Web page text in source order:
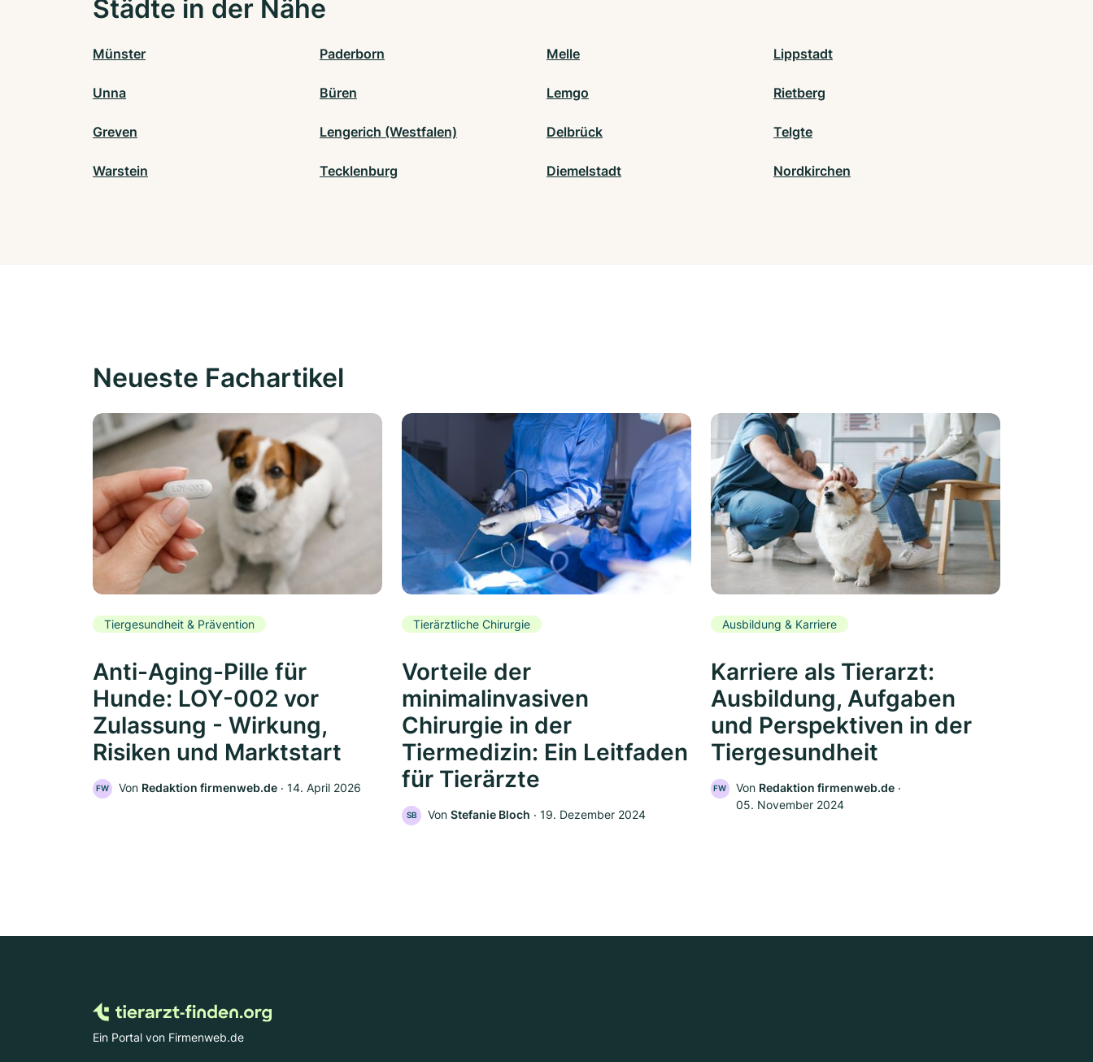
Städte in der Nähe
Münster Paderborn Melle Lippstadt
Unna Büren Lemgo Rietberg
Greven Lengerich (Westfalen) Delbrück Telgte
Warstein Tecklenburg Diemelstadt Nordkirchen
Neueste Fachartikel
Tiergesundheit & Prävention
Anti-Aging-Pille für
Hunde: LOY-002 vor
Zulassung - Wirkung,
Risiken und Marktstart
FW Von Redaktion firmenweb.de ‧ 14. April 2026
Tierärztliche Chirurgie
Vorteile der
minimalinvasiven
Chirurgie in der
Tiermedizin: Ein Leitfaden
für Tierärzte
SB Von Stefanie Bloch ‧ 19. Dezember 2024
Ausbildung & Karriere
Karriere als Tierarzt:
Ausbildung, Aufgaben
und Perspektiven in der
Tiergesundheit
FW Von Redaktion firmenweb.de‧
05. November 2024
Ein Portal von Firmenweb.de